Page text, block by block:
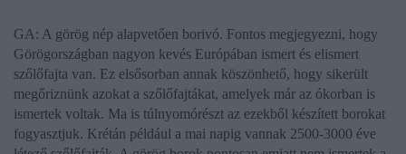
GA: A görög nép alapvetően borivó. Fontos megjegyezni, hogy
Görögországban nagyon kevés Európában ismert és elismert
szőlőfajta van. Ez elsősorban annak köszönhető, hogy sikerült
megőriznünk azokat a szőlőfajtákat, amelyek már az ókorban is
ismertek voltak. Ma is túlnyomórészt az ezekből készített borokat
fogyasztjuk. Krétán például a mai napig vannak 2500-3000 éve